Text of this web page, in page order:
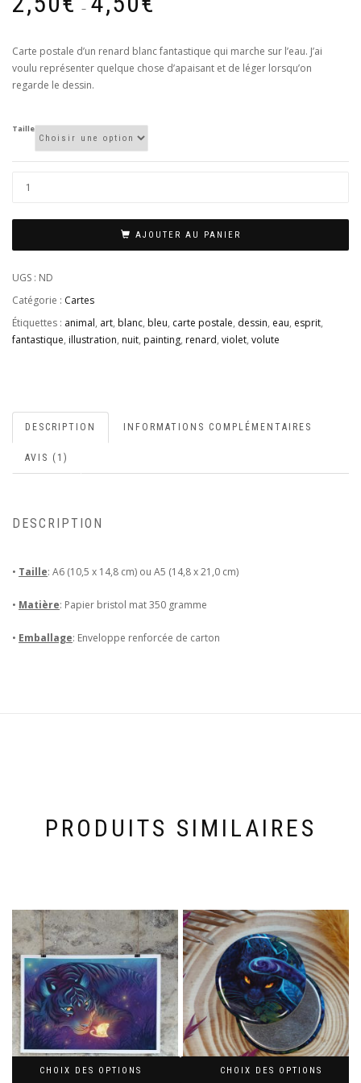
–
à
4,50€
Carte postale d’un renard blanc fantastique qui marche sur l’eau. J’ai
voulu représenter quelque chose d’apaisant et de léger lorsqu’on
regarde le dessin.
Taille
AJOUTER AU PANIER
UGS : ND
Catégorie : Cartes
Étiquettes : animal, art, blanc, bleu, carte postale, dessin, eau, esprit,
fantastique, illustration, nuit, painting, renard, violet, volute
DESCRIPTION INFORMATIONS COMPLÉMENTAIRES
AVIS (1)
DESCRIPTION
• Taille: A6 (10,5 x 14,8 cm) ou A5 (14,8 x 21,0 cm)
• Matière: Papier bristol mat 350 gramme
• Emballage: Enveloppe renforcée de carton
PRODUITS SIMILAIRES
CHOIX DES OPTIONS CHOIX DES OPTIONS